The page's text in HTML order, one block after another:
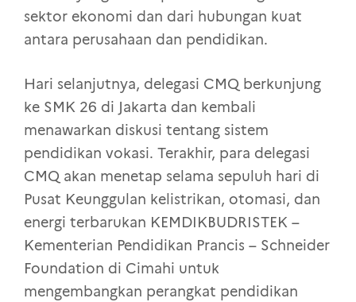
sektor ekonomi dan dari hubungan kuat
antara perusahaan dan pendidikan.
Hari selanjutnya, delegasi CMQ berkunjung
ke SMK 26 di Jakarta dan kembali
menawarkan diskusi tentang sistem
pendidikan vokasi. Terakhir, para delegasi
CMQ akan menetap selama sepuluh hari di
Pusat Keunggulan kelistrikan, otomasi, dan
energi terbarukan KEMDIKBUDRISTEK –
Kementerian Pendidikan Prancis – Schneider
Foundation di Cimahi untuk
mengembangkan perangkat pendidikan